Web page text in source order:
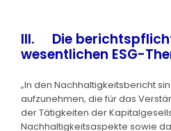
III. Die
wesentlichen ESG-
„In den Nachhaltigkeitsbericht
aufzunehmen, die für das
der Tätigkeiten der
Nachhaltigkeitsaspekte sowie